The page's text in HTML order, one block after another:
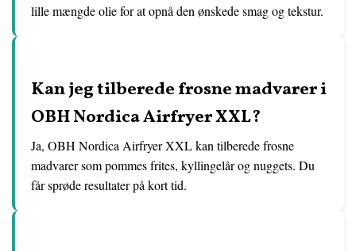
lille mængde olie for at opnå den ønskede smag og tekstur.
Kan jeg tilberede frosne madvarer i
OBH Nordica Airfryer XXL?
Ja, OBH Nordica Airfryer XXL kan tilberede frosne
madvarer som pommes frites, kyllingelår og nuggets. Du
får sprøde resultater på kort tid.